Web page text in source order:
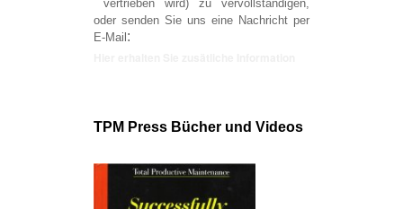
vertrieben wird) zu vervollständigen,
oder senden Sie uns eine Nachricht per
E-Mail :
TPM Press Bücher und Videos